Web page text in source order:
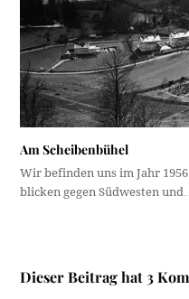
Am Scheibenbühel
Wir befinden uns im Jahr
blicken gegen Südwesten und…
Dieser Beitrag hat 3